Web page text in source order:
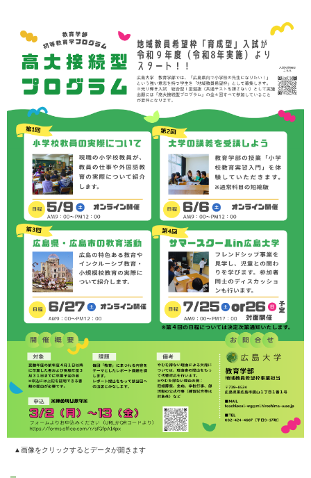
▲画像をクリックするとデータが開きます